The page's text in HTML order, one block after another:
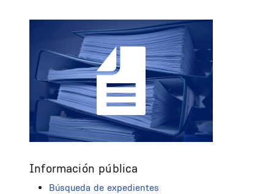
Información pública
Búsqueda de expedientes